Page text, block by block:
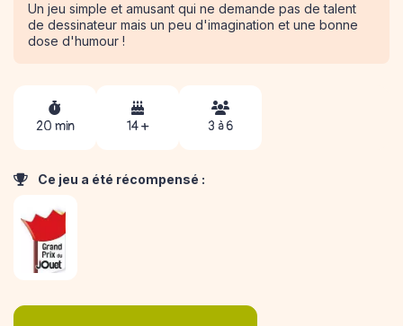
Un jeu simple et amusant qui ne demande pas de talent
de dessinateur mais un peu d'imagination et une bonne
dose d'humour !
20 min 14 + 3 à 6
Ce jeu a été récompensé :